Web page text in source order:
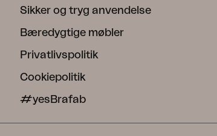
Sikker og tryg anvendelse
Bæredygtige møbler
Privatlivspolitik
Cookiepolitik
#yesBrafab